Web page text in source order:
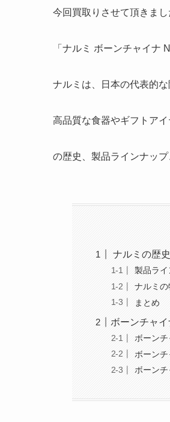
今回買取りさせて頂きまし
「ナルミ ボーンチャイナ
ナルミは、日本の代表的な
高品質な食器やギフトア
の歴史、製品ラインナッ
ナルミの歴
製品ラ
ナルミの
まとめ
ボーンチャイ
ボーン
ボーン
ボーン